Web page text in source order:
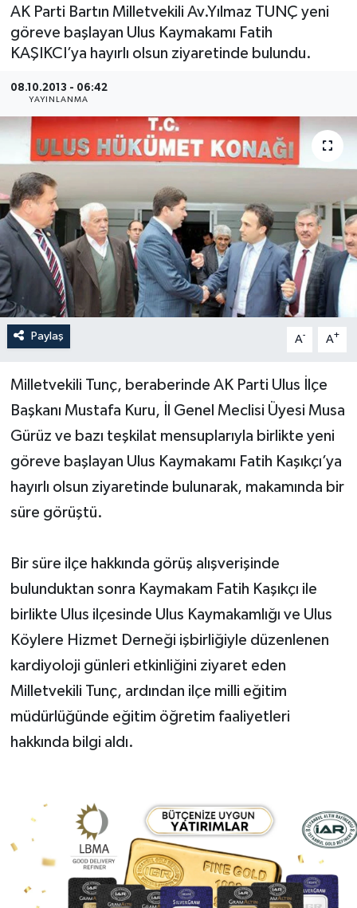
AK Parti Bartın Milletvekili Av.Yılmaz TUNÇ yeni
göreve başlayan Ulus Kaymakamı Fatih
KAŞIKCI’ya hayırlı olsun ziyaretinde bulundu.
08.10.2013 - 06:42
YAYINLANMA
Paylaş A- A+
Milletvekili Tunç, beraberinde AK Parti Ulus İlçe
Başkanı Mustafa Kuru, İl Genel Meclisi Üyesi Musa
Gürüz ve bazı teşkilat mensuplarıyla birlikte yeni
göreve başlayan Ulus Kaymakamı Fatih Kaşıkçı’ya
hayırlı olsun ziyaretinde bulunarak, makamında bir
süre görüştü.
Bir süre ilçe hakkında görüş alışverişinde
bulunduktan sonra Kaymakam Fatih Kaşıkçı ile
birlikte Ulus ilçesinde Ulus Kaymakamlığı ve Ulus
Köylere Hizmet Derneği işbirliğiyle düzenlenen
kardiyoloji günleri etkinliğini ziyaret eden
Milletvekili Tunç, ardından ilçe milli eğitim
müdürlüğünde eğitim öğretim faaliyetleri
hakkında bilgi aldı.
Medya
Sivil Toplum
Siyaset
Spor
Tarım
Turizm
Yerel Yönetimler
DÜNYA